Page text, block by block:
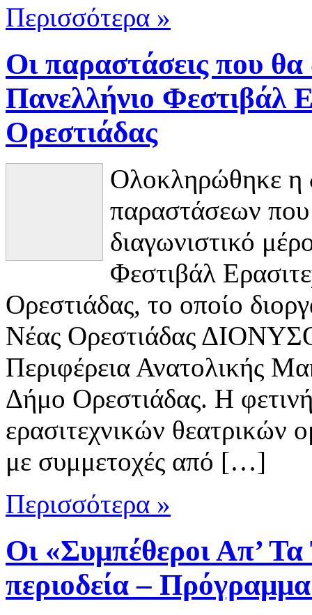
Περισσότερα »
Οι παραστάσεις που θα
Πανελλήνιο Φεστιβάλ
Ορεστιάδας
Ολοκληρώθηκε η
παραστάσεων
διαγωνιστικό
Φεστιβάλ
Ορεστιάδας, το οποίο
Νέας Ορεστιάδας
Περιφέρεια Ανατολικής
Δήμο Ορεστιάδας. Η
ερασιτεχνικών θεατρικών
με συμμετοχές από […]
Περισσότερα »
Οι «Συμπέθεροι Απ’ Τα
περιοδεία –